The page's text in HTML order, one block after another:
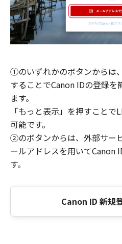
①のいずれかのボタンからは
することでCanon IDの登録を
ます。
「もっと表示」を押すこと
可能です。
②のボタンからは、外部サー
ールアドレスを用いてCanon
す。
Canon ID 新規